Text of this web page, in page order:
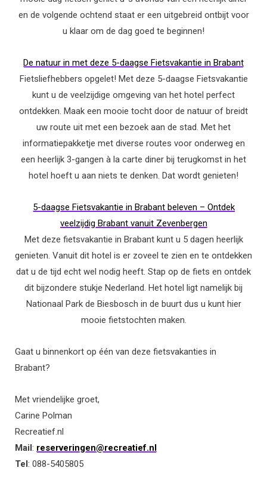
en de volgende ochtend staat er een uitgebreid ontbijt voor
u klaar om de dag goed te beginnen!
De natuur in met deze 5-daagse Fietsvakantie in Brabant
Fietsliefhebbers opgelet! Met deze 5-daagse Fietsvakantie
kunt u de veelzijdige omgeving van het hotel perfect
ontdekken. Maak een mooie tocht door de natuur of breidt
uw route uit met een bezoek aan de stad. Met het
informatiepakketje met diverse routes voor onderweg en
een heerlijk 3-gangen à la carte diner bij terugkomst in het
hotel hoeft u aan niets te denken. Dat wordt genieten!
5-daagse Fietsvakantie in Brabant beleven – Ontdek
veelzijdig Brabant vanuit Zevenbergen
Met deze fietsvakantie in Brabant kunt u 5 dagen heerlijk
genieten. Vanuit dit hotel is er zoveel te zien en te ontdekken
dat u de tijd echt wel nodig heeft. Stap op de fiets en ontdek
dit bijzondere stukje Nederland. Het hotel ligt namelijk bij
Nationaal Park de Biesbosch in de buurt dus u kunt hier
mooie fietstochten maken.
Gaat u binnenkort op één van deze fietsvakanties in
Brabant?
Met vriendelijke groet,
Carine Polman
Recreatief.nl
Mail: reserveringen@recreatief.nl
Tel: 088-5405805